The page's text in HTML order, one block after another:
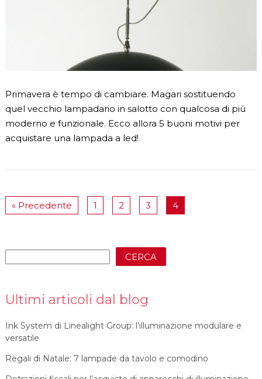
Primavera è tempo di cambiare. Magari sostituendo
quel vecchio lampadario in salotto con qualcosa di più
moderno e funzionale. Ecco allora 5 buoni motivi per
acquistare una lampada a led!
« Precedente 1 2 3 4
CERCA
Ultimi articoli dal blog
Ink System di Linealight Group: l’illuminazione modulare e
versatile
Regali di Natale: 7 lampade da tavolo e comodino